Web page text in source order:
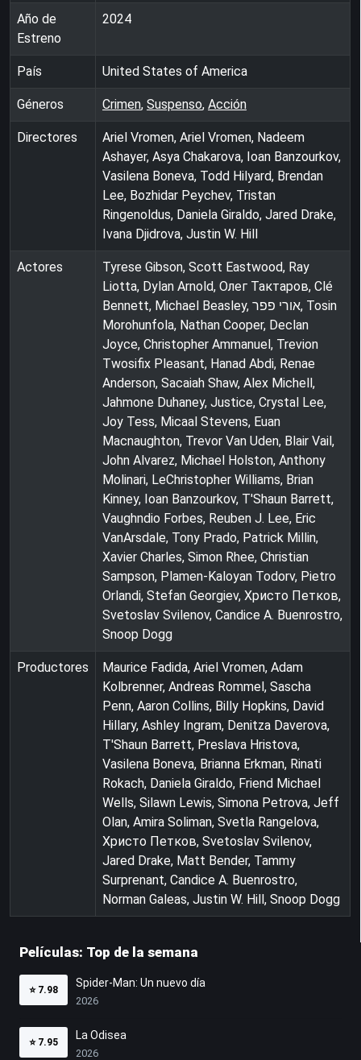
Año de
Estreno
2024
País United States of America
Géneros Crimen, Suspenso, Acción
Directores
Ariel Vromen, Ariel Vromen, Nadeem
Ashayer, Asya Chakarova, Ioan Banzourkov,
Vasilena Boneva, Todd Hilyard, Brendan
Lee, Bozhidar Peychev, Tristan
Ringenoldus, Daniela Giraldo, Jared Drake,
Ivana Djidrova, Justin W. Hill
Actores
Tyrese Gibson, Scott Eastwood, Ray
Liotta, Dylan Arnold, Олег Тактаров, Clé
Bennett, Michael Beasley, אורי פפר, Tosin
Morohunfola, Nathan Cooper, Declan
Joyce, Christopher Ammanuel, Trevion
Twosifix Pleasant, Hanad Abdi, Renae
Anderson, Sacaiah Shaw, Alex Michell,
Jahmone Duhaney, Justice, Crystal Lee,
Joy Tess, Micaal Stevens, Euan
Macnaughton, Trevor Van Uden, Blair Vail,
John Alvarez, Michael Holston, Anthony
Molinari, LeChristopher Williams, Brian
Kinney, Ioan Banzourkov, T'Shaun Barrett,
Vaughndio Forbes, Reuben J. Lee, Eric
VanArsdale, Tony Prado, Patrick Millin,
Xavier Charles, Simon Rhee, Christian
Sampson, Plamen-Kaloyan Todorv, Pietro
Orlandi, Stefan Georgiev, Христо Петков,
Svetoslav Svilenov, Candice A. Buenrostro,
Snoop Dogg
Productores
Maurice Fadida, Ariel Vromen, Adam
Kolbrenner, Andreas Rommel, Sascha
Penn, Aaron Collins, Billy Hopkins, David
Hillary, Ashley Ingram, Denitza Daverova,
T'Shaun Barrett, Preslava Hristova,
Vasilena Boneva, Brianna Erkman, Rinati
Rokach, Daniela Giraldo, Friend Michael
Wells, Silawn Lewis, Simona Petrova, Jeff
Olan, Amira Soliman, Svetla Rangelova,
Христо Петков, Svetoslav Svilenov,
Jared Drake, Matt Bender, Tammy
Surprenant, Candice A. Buenrostro,
Norman Galeas, Justin W. Hill, Snoop Dogg
Películas: Top de la semana
⭐ 7.98
Spider-Man: Un nuevo día
2026
⭐ 7.95
La Odisea
2026